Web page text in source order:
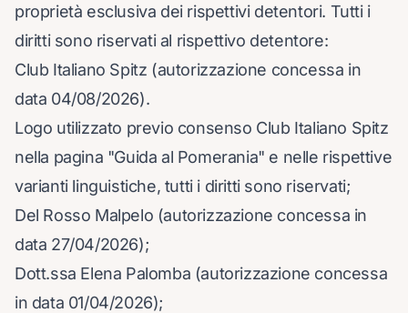
proprietà esclusiva dei rispettivi detentori. Tutti i
diritti sono riservati al rispettivo detentore:
Club Italiano Spitz (autorizzazione concessa in
data 04/08/2026).
Logo utilizzato previo consenso Club Italiano Spitz
nella pagina "Guida al Pomerania" e nelle rispettive
varianti linguistiche, tutti i diritti sono riservati;
Del Rosso Malpelo (autorizzazione concessa in
data 27/04/2026);
Dott.ssa Elena Palomba (autorizzazione concessa
in data 01/04/2026);